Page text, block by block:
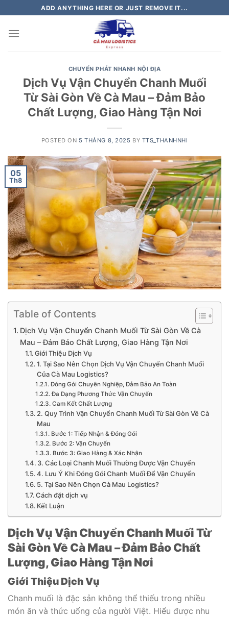
to
content
ADD ANYTHING HERE OR JUST REMOVE IT...
CHUYỂN PHÁT NHANH NỘI ĐỊA
Dịch Vụ Vận Chuyển Chanh Muối
Từ Sài Gòn Về Cà Mau – Đảm Bảo
Chất Lượng, Giao Hàng Tận Nơi
POSTED ON 5 THÁNG 8, 2025 BY TTS_THANHNHI
05
Th8
Table of Contents
Dịch Vụ Vận Chuyển Chanh Muối Từ Sài Gòn Về Cà
Mau – Đảm Bảo Chất Lượng, Giao Hàng Tận Nơi
Giới Thiệu Dịch Vụ
1. Tại Sao Nên Chọn Dịch Vụ Vận Chuyển Chanh Muối
Của Cà Mau Logistics?
Đóng Gói Chuyên Nghiệp, Đảm Bảo An Toàn
Đa Dạng Phương Thức Vận Chuyển
Cam Kết Chất Lượng
2. Quy Trình Vận Chuyển Chanh Muối Từ Sài Gòn Về Cà
Mau
Bước 1: Tiếp Nhận & Đóng Gói
Bước 2: Vận Chuyển
Bước 3: Giao Hàng & Xác Nhận
3. Các Loại Chanh Muối Thường Được Vận Chuyển
4. Lưu Ý Khi Đóng Gói Chanh Muối Để Vận Chuyển
5. Tại Sao Nên Chọn Cà Mau Logistics?
Cách đặt dịch vụ
Kết Luận
Dịch Vụ Vận Chuyển Chanh Muối Từ
Sài Gòn Về Cà Mau – Đảm Bảo Chất
Lượng, Giao Hàng Tận Nơi
Giới Thiệu Dịch Vụ
Chanh muối là đặc sản không thể thiếu trong nhiều
món ăn và thức uống của người Việt. Hiểu được nhu